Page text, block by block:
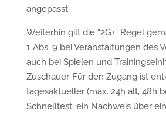
angepasst.
Weiterhin gilt die “2G+” Regel
1 Abs. 9 bei Veranstaltungen des
auch bei Spielen und
Zuschauer. Für den Zugang ist
tagesaktueller (max. 24h alt, 48h
Schnelltest, ein Nachweis über